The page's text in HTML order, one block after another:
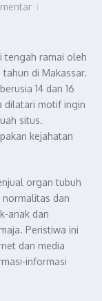
tengah ramai oleh
tahun di Makassar.
14 dan 16
dilatari motif ingin
situs.
kejahatan
organ tubuh
normalitas dan
anak dan
Peristiwa ini
dan media
informasi